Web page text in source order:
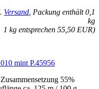
Versand , Packung enthält 0,1
kg
1 kg entsprechen 55,50 EUR)
mint P.45956
55%